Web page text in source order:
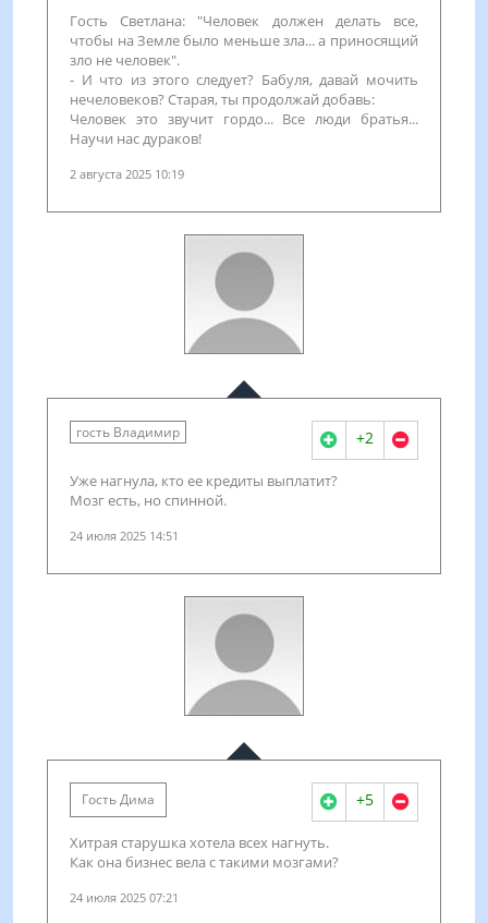
Гость Светлана: "Человек должен делать все,
чтобы на Земле было меньше зла... а приносящий
зло не человек".
- И что из этого следует? Бабуля, давай мочить
нечеловеков? Старая, ты продолжай добавь:
Человек это звучит гордо... Все люди братья...
Научи нас дураков!
2 августа 2025 10:19
гость Владимир +2
Уже нагнула, кто ее кредиты выплатит?
Мозг есть, но спинной.
24 июля 2025 14:51
Гость Дима +5
Хитрая старушка хотела всех нагнуть.
Как она бизнес вела с такими мозгами?
24 июля 2025 07:21